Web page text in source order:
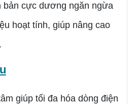
bản cực dương ngăn ngừa
hoạt tính, giúp nâng cao
giúp tối đa hóa dòng điện